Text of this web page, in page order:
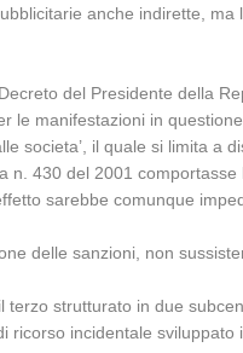
anche indirette,
del Presidente della
le manifestazioni in
societa’, il quale si limita a
430 del 2001 comportasse
sarebbe comunque
delle sanzioni, non
strutturato in due
ricorso incidentale